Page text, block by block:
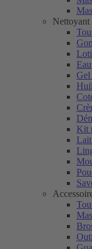
Nettoyant
Gel
Kit